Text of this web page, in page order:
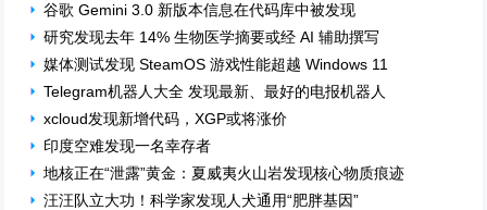
谷歌 Gemini 3.0 新版本信息在代码库中被发现
研究发现去年 14% 生物医学摘要或经 AI 辅助撰写
媒体测试发现 SteamOS 游戏性能超越 Windows 11
Telegram机器人大全 发现最新、最好的电报机器人
xcloud发现新增代码，XGP或将涨价
印度空难发现一名幸存者
地核正在“泄露”黄金：夏威夷火山岩发现核心物质痕迹
汪汪队立大功！科学家发现人犬通用“肥胖基因”